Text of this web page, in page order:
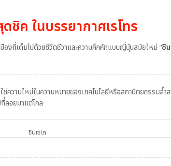
ชิค ในบรรยากาศเรโทร
มืองที่เต็มไปด้วยชีวิตชีวาและความคึกคักแบบญี่ปุ่นสมัยใหม่ “ชิ
ความใหม่ในความหมายของเทคโนโลยีหรือสถาปัตยกรรมล้ำ
ลอยมาแต่ไกล
ชินเซไก